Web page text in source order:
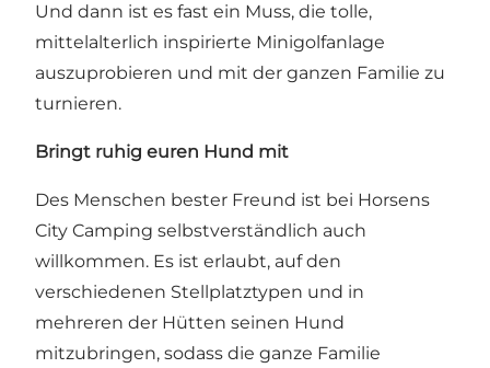
Und dann ist es fast ein Muss, die tolle,
mittelalterlich inspirierte Minigolfanlage
auszuprobieren und mit der ganzen Familie zu
turnieren.
Bringt ruhig euren Hund mit
Des Menschen bester Freund ist bei Horsens
City Camping selbstverständlich auch
willkommen. Es ist erlaubt, auf den
verschiedenen Stellplatztypen und in
mehreren der Hütten seinen Hund
mitzubringen, sodass die ganze Familie